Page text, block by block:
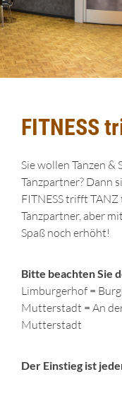
FITNESS
Sie wollen Tanzen
Tanzpartner? Dann
FITNESS trifft
Tanzpartner, aber
Spaß noch erhöht!
Bitte beachten Sie
Limburgerhof =
Mutterstadt = An
Mutterstadt
Der Einstieg ist